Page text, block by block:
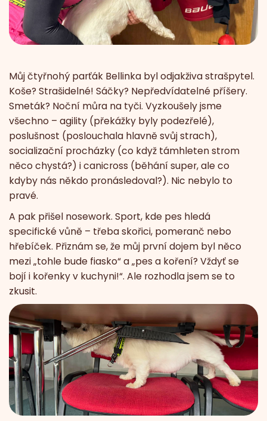
Můj čtyřnohý parťák Bellinka byl odjakživa strašpytel.
Koše? Strašidelné! Sáčky? Nepředvídatelné příšery.
Smeták? Noční můra na tyči. Vyzkoušely jsme
všechno – agility (překážky byly podezřelé),
poslušnost (poslouchala hlavně svůj strach),
socializační procházky (co když támhleten strom
něco chystá?) i canicross (běhání super, ale co
kdyby nás někdo pronásledoval?). Nic nebylo to
pravé.
A pak přišel nosework. Sport, kde pes hledá
specifické vůně – třeba skořici, pomeranč nebo
hřebíček. Přiznám se, že můj první dojem byl něco
mezi „tohle bude fiasko“ a „pes a koření? Vždyť se
bojí i kořenky v kuchyni!“. Ale rozhodla jsem se to
zkusit.